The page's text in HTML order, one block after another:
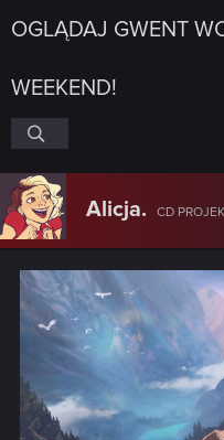
OGLĄDAJ GWENT
WEEKEND!
Alicja. CD